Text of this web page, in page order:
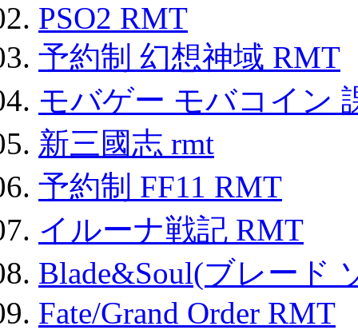
PSO2 RMT
予約制 幻想神域 RMT
モバゲー モバコイン
新三國志 rmt
予約制 FF11 RMT
イルーナ戦記 RMT
Blade&Soul(ブレード
Fate/Grand Order RMT